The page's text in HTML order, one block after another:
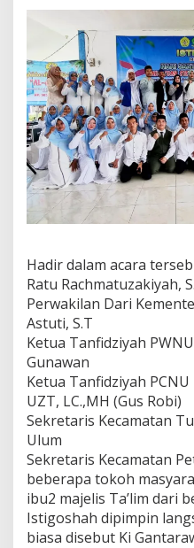
Hadir dalam acara
Ratu Rachmatuzakiyah,
Perwakilan Dari
Astuti, S.T
Ketua Tanfidziyah
Gunawan
Ketua Tanfidziyah PCNU
UZT, LC.,MH (Gus Robi)
Sekretaris Kecamatan
Ulum
Sekretaris Kecamatan
beberapa tokoh
ibu2 majelis Ta’lim dari
Istigoshah dipimpin
biasa disebut Ki